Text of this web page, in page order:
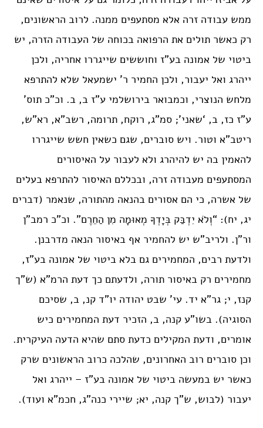
ממש עבודה זרה אלא מסתעפים ממנה. לרוב הראשונים,
רק כאשר תולים את הרפואה בכוחה של העבודה הזרה, יש
ביטוי של אמונה בע”ז וחוששים שייגררו אחריה, ולכן
ייהרג ואל יעבור, ולכן החמיר ר’ ישמעאל שלא להתרפא
מלחש הנוצרי, וכמבואר בירושלמי ע”ז ב, ב. וכ”כ תוס’
ע”ז כז, ב, ‘שאני’; סמ”ג, רוקח, תרומה, רשב”א, רא”ש,
ריטב”א וטור. ויש סוברים, שגם כשאין חשש שייגררו
להאמין בה יש להיהרג ולא לעבור על האיסורים
המסתעפים מעבודה זרה, ובכללם האיסור להתרפא בעלים
של אשרה, כי הם אסורים בהנאה מהתורה, שנאמר (דברים
יג, יח): “וְלֹא יִדְבַּק בְּיָדְךָ מְאוּמָה מִן הַחֵרֶם”. וכ”כ רמב”ן
ור”ן. ולריב”ש יש להחמיר אף באיסור הנאה מדרבנן.
ולדעת רבים, המחמירים גם בלא ביטוי של אמונה בע”ז,
מחמירים רק באיסור תורה, ולדעתם כך דעת הרמ”א (ש”ך
קנז, י; גר”א יד. עי’ שבט יהודה יו”ד קנ, ב, שסיכם
הסוגיה). בשו”ע קנה, ב, הזכיר דעת המחמירים כיש
אומרים, ודעת המקילים כדעת סתם שהיא הדעה העיקרית.
וכן סוברים רוב האחרונים, שהלכה כרוב הראשונים שרק
כאשר יש במעשה ביטוי של אמונה בע”ז – ייהרג ואל
יעבור (לבוש, ש”ך קנה, יא; שיירי כנה”ג, חכמ”א ועוד).